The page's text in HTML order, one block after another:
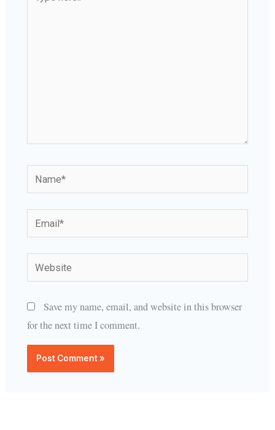
Name*
Email*
Website
Save my name, email, and website in this browser
for the next time I comment.